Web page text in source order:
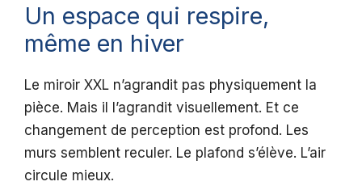
Un espace qui respire,
même en hiver
Le miroir XXL n’agrandit pas physiquement la
pièce. Mais il l’agrandit visuellement. Et ce
changement de perception est profond. Les
murs semblent reculer. Le plafond s’élève. L’air
circule mieux.